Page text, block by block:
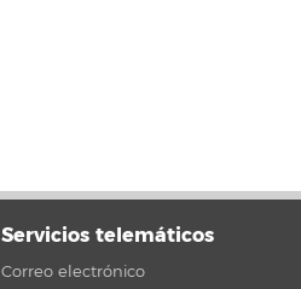
Servicios telemáticos
Correo electrónico